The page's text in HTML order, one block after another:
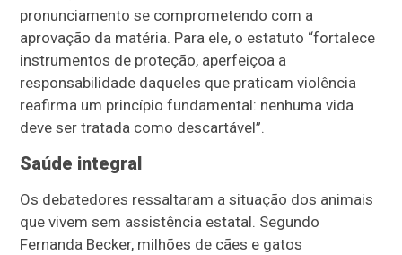
pronunciamento se comprometendo com a
aprovação da matéria. Para ele, o estatuto “fortalece
instrumentos de proteção, aperfeiçoa a
responsabilidade daqueles que praticam violência
reafirma um princípio fundamental: nenhuma vida
deve ser tratada como descartável”.
Saúde integral
Os debatedores ressaltaram a situação dos animais
que vivem sem assistência estatal. Segundo
Fernanda Becker, milhões de cães e gatos